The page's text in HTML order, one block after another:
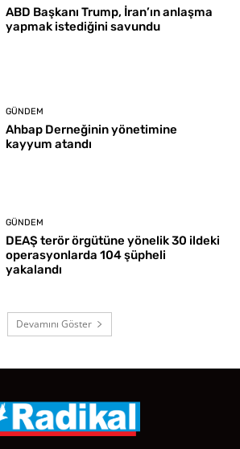
ABD Başkanı Trump, İran’ın anlaşma
yapmak istediğini savundu
GÜNDEM
Ahbap Derneğinin yönetimine
kayyum atandı
GÜNDEM
DEAŞ terör örgütüne yönelik 30 ildeki
operasyonlarda 104 şüpheli
yakalandı
Devamını Göster